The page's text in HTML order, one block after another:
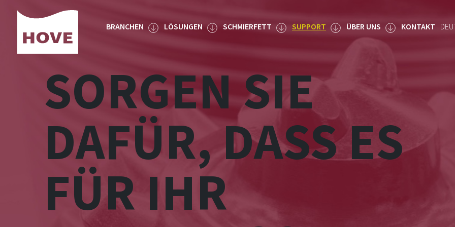
content
BRANCHEN LÖSUNGEN SCHMIERFETT SUPPORT ÜBER UNS KONTAKT
SORGEN SIE
DAFÜR, DASS ES
FÜR IHR